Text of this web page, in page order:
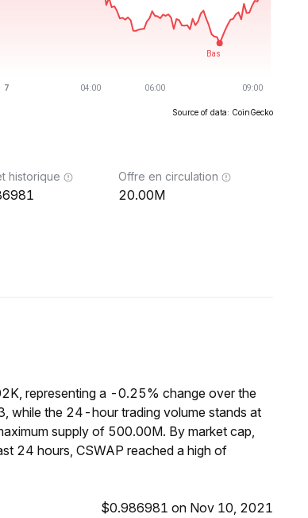
Source of data: CoinGecko
historique Offre en circulation
20.00M
representing a -0.25% change over the
while the 24-hour trading volume stands at
supply of 500.00M. By market cap,
24 hours, CSWAP reached a high of
$0.986981 on Nov 10, 2021